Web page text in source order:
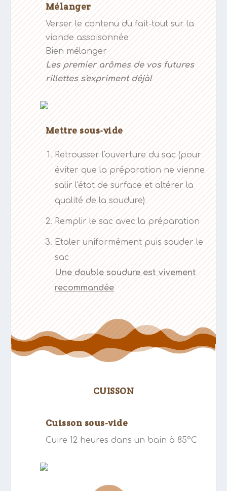
Mélanger
Verser le contenu du fait-tout sur la
viande assaisonnée
Bien mélanger
Les premier arômes de vos futures
rillettes s'expriment déjà!
Mettre sous-vide
Retrousser l'ouverture du sac (pour
éviter que la préparation ne vienne
salir l'état de surface et altérer la
qualité de la soudure)
Remplir le sac avec la préparation
Etaler uniformément puis souder le
sac
Une double soudure est vivement
recommandée
CUISSON
Cuisson sous-vide
Cuire 12 heures dans un bain à 85°C